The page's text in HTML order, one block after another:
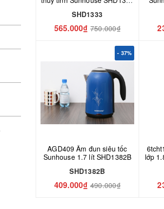
SHD1333
565.000₫ 750.000₫
- 37%
AGD409 Ấm đun siêu tốc
Sunhouse 1.7 lít SHD1382B
SHD1382B
409.000₫ 490.000₫
lớp